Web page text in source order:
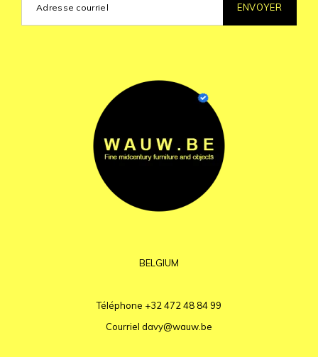
ENVOYER
BELGIUM
Téléphone +32 472 48 84 99
Courriel davy@wauw.be